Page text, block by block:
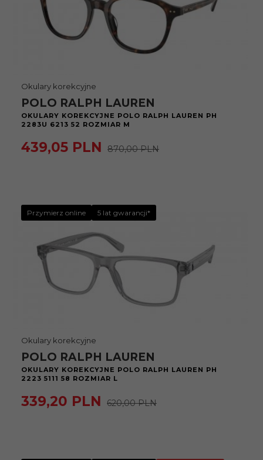
Okulary korekcyjne
POLO RALPH LAUREN
OKULARY KOREKCYJNE POLO RALPH LAUREN PH
2283U 6213 52 ROZMIAR M
439,05 PLN 870,00 PLN
Przymierz online 5 lat gwarancji*
Okulary korekcyjne
POLO RALPH LAUREN
OKULARY KOREKCYJNE POLO RALPH LAUREN PH
2223 5111 58 ROZMIAR L
339,20 PLN 620,00 PLN